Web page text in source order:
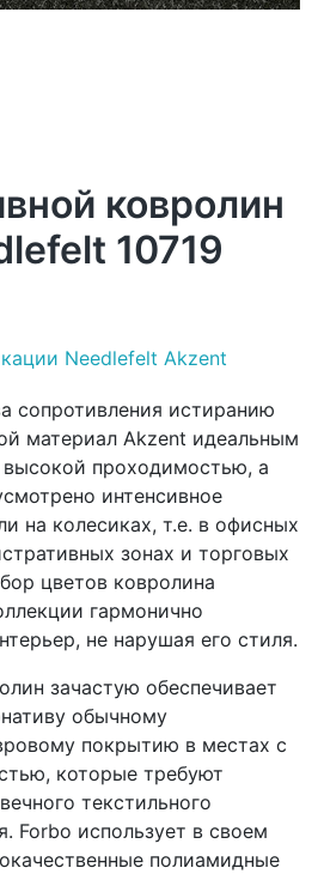
ковролин
10719
Needlefelt Akzent
сопротивления истиранию
материал Akzent идеальным
проходимостью, а
интенсивное
на колесиках, т.е. в офисных
зонах и торговых
цветов ковролина
гармонично
не нарушая его стиля.
зачастую обеспечивает
обычному
покрытию в местах с
которые требуют
текстильного
Forbo использует в своем
полиамидные